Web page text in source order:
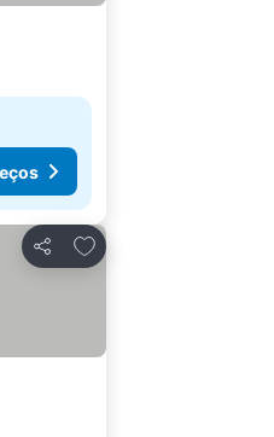
Partilhar
Adicionar aos favoritos